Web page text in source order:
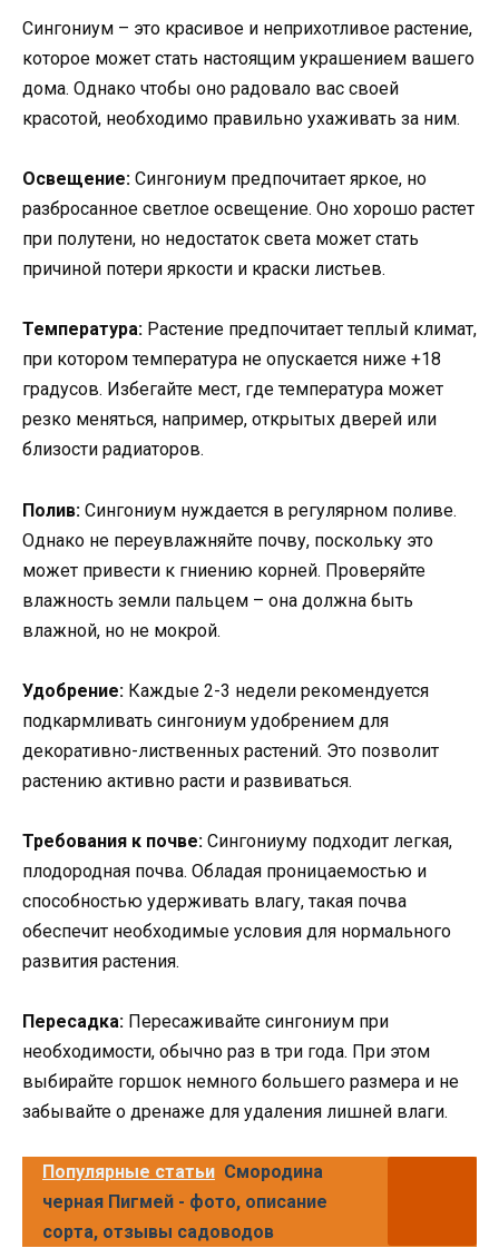
Сингониум – это красивое и неприхотливое растение,
которое может стать настоящим украшением вашего
дома. Однако чтобы оно радовало вас своей
красотой, необходимо правильно ухаживать за ним.
Освещение: Сингониум предпочитает яркое, но
разбросанное светлое освещение. Оно хорошо растет
при полутени, но недостаток света может стать
причиной потери яркости и краски листьев.
Температура: Растение предпочитает теплый климат,
при котором температура не опускается ниже +18
градусов. Избегайте мест, где температура может
резко меняться, например, открытых дверей или
близости радиаторов.
Полив: Сингониум нуждается в регулярном поливе.
Однако не переувлажняйте почву, поскольку это
может привести к гниению корней. Проверяйте
влажность земли пальцем – она должна быть
влажной, но не мокрой.
Удобрение: Каждые 2-3 недели рекомендуется
подкармливать сингониум удобрением для
декоративно-лиственных растений. Это позволит
растению активно расти и развиваться.
Требования к почве: Сингониуму подходит легкая,
плодородная почва. Обладая проницаемостью и
способностью удерживать влагу, такая почва
обеспечит необходимые условия для нормального
развития растения.
Пересадка: Пересаживайте сингониум при
необходимости, обычно раз в три года. При этом
выбирайте горшок немного большего размера и не
забывайте о дренаже для удаления лишней влаги.
Популярные статьи Смородина
черная Пигмей - фото, описание
сорта, отзывы садоводов